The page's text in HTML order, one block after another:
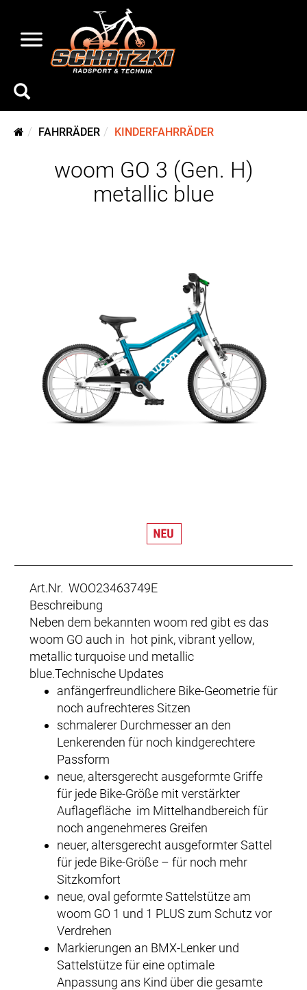
FAHRRÄDER KINDERFAHRRÄDER
woom GO 3 (Gen. H)
metallic blue
Art.Nr. WOO23463749E
Beschreibung
Neben dem bekannten woom red gibt es das
woom GO auch in hot pink, vibrant yellow,
metallic turquoise und metallic
blue.Technische Updates
anfängerfreundlichere Bike-Geometrie für
noch aufrechteres Sitzen
schmalerer Durchmesser an den
Lenkerenden für noch kindgerechtere
Passform
neue, altersgerecht ausgeformte Griffe
für jede Bike-Größe mit verstärkter
Auflagefläche im Mittelhandbereich für
noch angenehmeres Greifen
neuer, altersgerecht ausgeformter Sattel
für jede Bike-Größe – für noch mehr
Sitzkomfort
neue, oval geformte Sattelstütze am
woom GO 1 und 1 PLUS zum Schutz vor
Verdrehen
Markierungen an BMX-Lenker und
Sattelstütze für eine optimale
Anpassung ans Kind über die gesamte